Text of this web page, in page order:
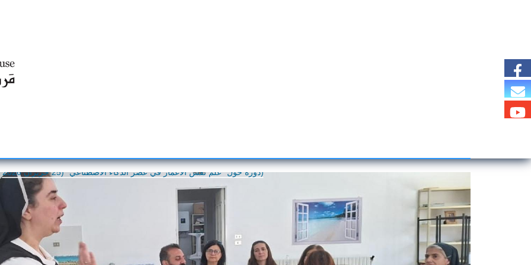
دورة حول "علم نفس الأعمار في عصر الذكاء الاصطناعي" (25 حزيران 2026)